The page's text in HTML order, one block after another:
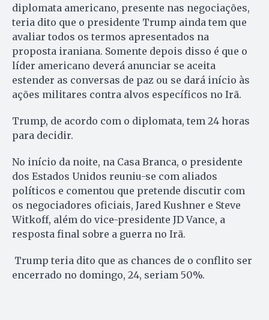
diplomata americano, presente nas negociações,
teria dito que o presidente Trump ainda tem que
avaliar todos os termos apresentados na
proposta iraniana. Somente depois disso é que o
líder americano deverá anunciar se aceita
estender as conversas de paz ou se dará início às
ações militares contra alvos específicos no Irã.
Trump, de acordo com o diplomata, tem 24 horas
para decidir.
No início da noite, na Casa Branca, o presidente
dos Estados Unidos reuniu-se com aliados
políticos e comentou que pretende discutir com
os negociadores oficiais, Jared Kushner e Steve
Witkoff, além do vice-presidente JD Vance, a
resposta final sobre a guerra no Irã.
Trump teria dito que as chances de o conflito ser
encerrado no domingo, 24, seriam 50%.